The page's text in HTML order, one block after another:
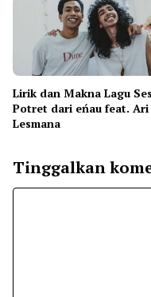
Lirik dan Makna Lagu
Potret dari eńau feat. Ari
Lesmana
Tinggalkan